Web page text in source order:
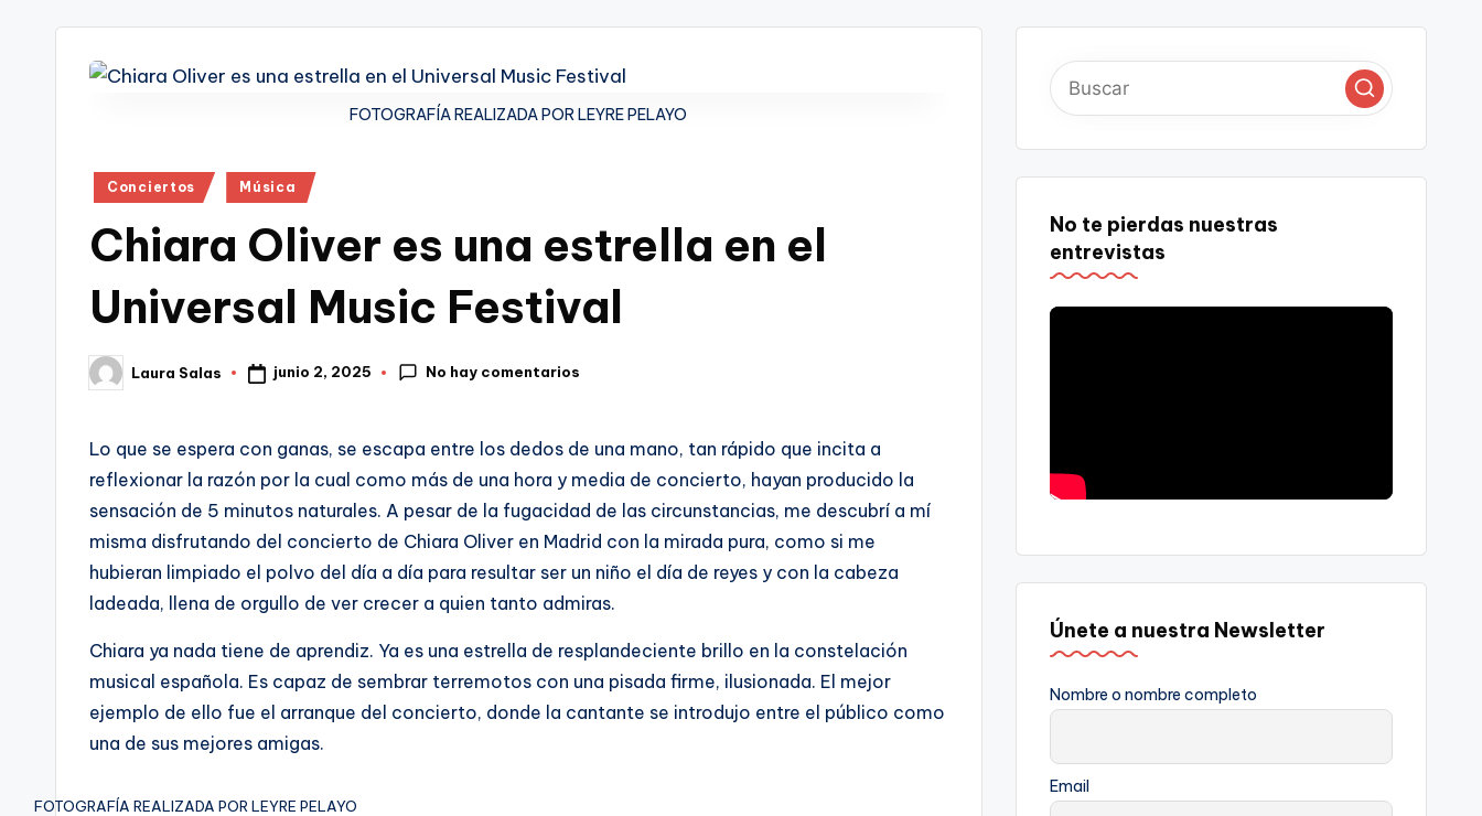
FOTOGRAFÍA REALIZADA POR LEYRE PELAYO
Publicado
Conciertos Música
Chiara Oliver es una estrella en el
Universal Music Festival
Publicado
por
Laura Salas junio 2, 2025 No hay comentarios
Lo que se espera con ganas, se escapa entre los dedos de una mano, tan rápido que incita a
reflexionar la razón por la cual como más de una hora y media de concierto, hayan producido la
sensación de 5 minutos naturales. A pesar de la fugacidad de las circunstancias, me descubrí a mí
misma disfrutando del concierto de Chiara Oliver en Madrid con la mirada pura, como si me
hubieran limpiado el polvo del día a día para resultar ser un niño el día de reyes y con la cabeza
ladeada, llena de orgullo de ver crecer a quien tanto admiras.
Chiara ya nada tiene de aprendiz. Ya es una estrella de resplandeciente brillo en la constelación
musical española. Es capaz de sembrar terremotos con una pisada firme, ilusionada. El mejor
ejemplo de ello fue el arranque del concierto, donde la cantante se introdujo entre el público como
una de sus mejores amigas.
FOTOGRAFÍA REALIZADA POR LEYRE PELAYO
No te pierdas nuestras
entrevistas
Únete a nuestra Newsletter
Nombre o nombre completo
Email